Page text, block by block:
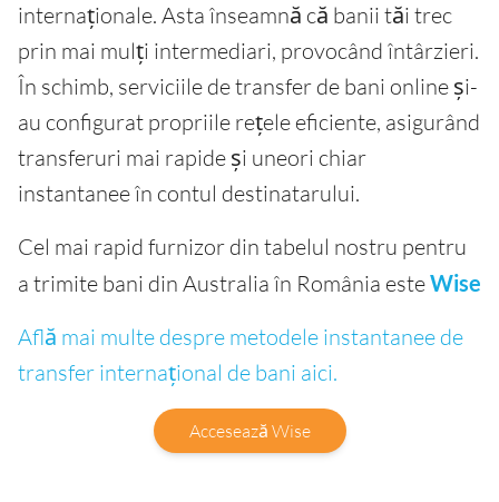
internaționale. Asta înseamnă că banii tăi trec
prin mai mulți intermediari, provocând întârzieri.
În schimb, serviciile de transfer de bani online și-
au configurat propriile rețele eficiente, asigurând
transferuri mai rapide și uneori chiar
instantanee în contul destinatarului.
Cel mai rapid furnizor din tabelul nostru pentru
a trimite bani din Australia în România esteWise
Află mai multe despre metodele instantanee de
transfer internațional de bani aici.
Accesează Wise